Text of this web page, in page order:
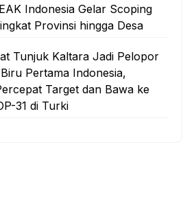
Indonesia Gelar Scoping
Provinsi hingga Desa
Tunjuk Kaltara Jadi Pelopor
Pertama Indonesia,
Target dan Bawa ke
31 di Turki